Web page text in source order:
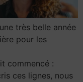
très belle année
pour les
commencé :
ces lignes, nous